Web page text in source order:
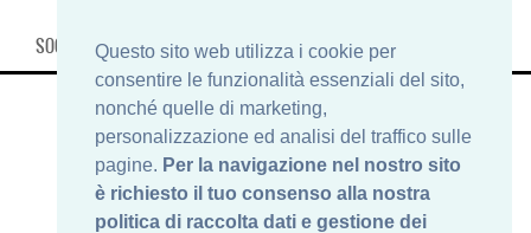
Questo sito web utilizza i cookie per
consentire le funzionalità essenziali del sito,
nonché quelle di marketing,
personalizzazione ed analisi del traffico sulle
pagine. Per la navigazione nel nostro sito
è richiesto il tuo consenso alla nostra
politica di raccolta dati e gestione dei
SOCIAL, INFO & SHOP